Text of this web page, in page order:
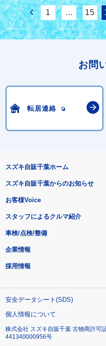
1 … 15
お問
転居連絡
スズキ自販千葉ホーム
スズキ自販千葉からのお知らせ
お客様Voice
スタッフによるクルマ紹介
車検/点検/整備
企業情報
採用情報
安全データシート(SDS)
個人情報について
株式会社 スズキ自販千葉 古物商許可
441340000956号